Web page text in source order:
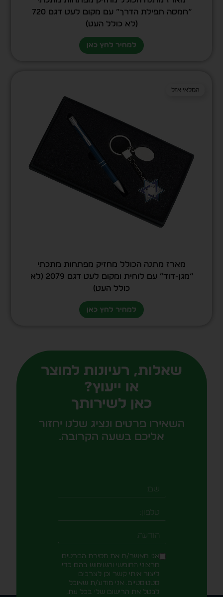
“חמסה תפילת הדרך” עם מקום לעט דגם 720
(לא כולל העט)
למחיר לחץ כאן
המלאי אזל
מארז מתנה הכולל מחזיק מפתחות מתכתי
“מגן-דוד” עם לוחית ומקום לעט דגם 2079 (לא
כולל העט)
למחיר לחץ כאן
שאלות, רעיונות למוצר
או ייעוץ?
כאן לשירותך
השאירו פרטים ונציג שלנו יחזור
אליכם בשעה הקרובה.
אני מאשר/ת את מסירת הפרטים
מרצוני החופשי והשימוש בהם כדי
ליצור איתי קשר וכן לצרכים
סטטיסטיים. אני מודע/ת שאוכל
לבטל את הרישום שלי בכל עת,